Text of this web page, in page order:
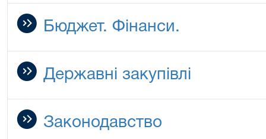
Бюджет. Фінанси.
Державні закупівлі
Законодавство